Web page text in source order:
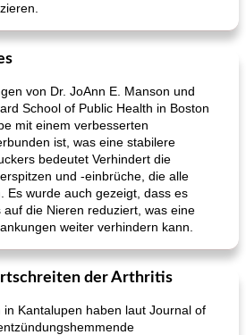
von Dr. JoAnn E. Manson und
School of Public Health in Boston
mit einem verbesserten
ist, was eine stabilere
bedeutet Verhindert die
und -einbrüche, die alle
Es wurde auch gezeigt, dass es
die Nieren reduziert, was eine
weiter verhindern kann.
der Arthritis
in Kantalupen haben laut Journal of